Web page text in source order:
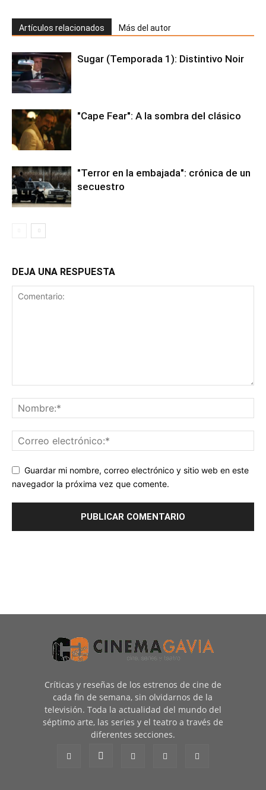
Artículos relacionados Más del autor
Sugar (Temporada 1): Distintivo Noir
"Cape Fear": A la sombra del clásico
"Terror en la embajada": crónica de un
secuestro
DEJA UNA RESPUESTA
Guardar mi nombre, correo electrónico y sitio web en este
navegador la próxima vez que comente.
Críticas y reseñas de los estrenos de cine de
cada fin de semana, sin olvidarnos de la
televisión. Toda la actualidad del mundo del
séptimo arte, las series y el teatro a través de
diferentes secciones.